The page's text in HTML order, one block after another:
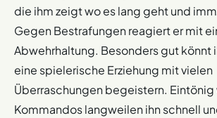
Jahren. Ihr solltet also bereit sein euch
Zeitraum um den Hund zu kümmern. Bei
einem Züchter solltet ihr darauf achten,
VDH registriert ist. Für einen reinrassigen
Welpen zahlt ihr in etwa 1400€. Es gibt
Bullterrierin den verschiedensten
Wahl zwischen den Felltönen weiß mit
die ihm zeigt wo es lang geht und
Gegen Bestrafungen reagiert er mit
Abwehrhaltung. Besonders gut könnt
eine spielerische Erziehung mit vielen
Überraschungen begeistern.
Kommandos langweilen ihn schnell